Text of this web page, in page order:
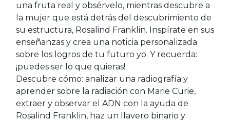
una fruta real y obsérvelo, mientras descubre a
la mujer que está detrás del descubrimiento de
su estructura, Rosalind Franklin. Inspírate en sus
enseñanzas y crea una noticia personalizada
sobre los logros de tu futuro yo. Y recuerda:
¡puedes ser lo que quieras!
Descubre cómo: analizar una radiografía y
aprender sobre la radiación con Marie Curie,
extraer y observar el ADN con la ayuda de
Rosalind Franklin, haz un llavero binario y